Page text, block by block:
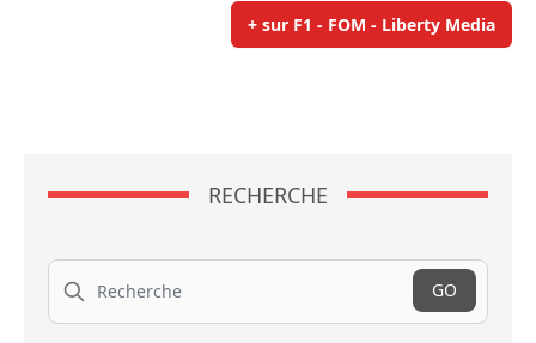
+ sur F1 - FOM - Liberty Media
RECHERCHE
Recherche
GO